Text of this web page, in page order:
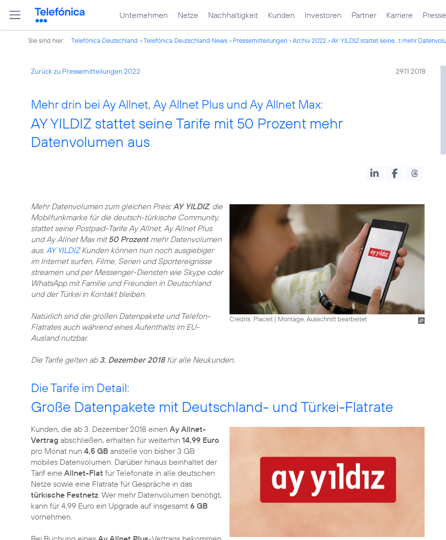
Unternehmen Netze Nachhaltigkeit Kunden Investoren Partner Karriere Presse
Sie sind hier: Telefónica Deutschland Telefónica Deutschland News Pressemitteilungen Archiv 2022 AY YILDIZ stattet seine...t mehr
Zurück zu Pressemitteilungen 2022 29.11.2018
Mehr drin bei Ay Allnet, Ay Allnet Plus und Ay Allnet Max:
AY YILDIZ stattet seine Tarife mit 50 Prozent mehr
Datenvolumen aus
Credits: Placeit| Montage, Ausschnitt bearbeitet
Mehr Datenvolumen zum gleichen Preis:AY YILDIZ, die
Mobilfunkmarke für die deutsch-türkische Community,
stattet seine Postpaid-Tarife Ay Allnet, Ay Allnet Plus
und Ay Allnet Max mit50 Prozentmehr Datenvolumen
aus. AY YILDIZKunden können nun noch ausgiebiger
im Internet surfen, Filme, Serien und Sportereignisse
streamen und per Messenger-Diensten wie Skype oder
WhatsApp mit Familie und Freunden in Deutschland
und der Türkei in Kontakt bleiben.
Natürlich sind die großen Datenpakete und Telefon-
Flatrates auch während eines Aufenthalts im EU-
Ausland nutzbar.
Die Tarife gelten ab 3. Dezember 2018
Die Tarife im Detail:
Große Datenpakete mit Deutschland- und Türkei-Flatrate
Kunden, die ab 3. Dezember 2018 einen Ay Allnet-
Vertrag abschließen, erhalten für weiterhin 14,99 Euro
pro Monat nun 4,5 GB anstelle von bisher 3 GB
mobiles Datenvolumen. Darüber hinaus beinhaltet der
Tarif eine Allnet-Flat für Telefonate in alle deutschen
Netze sowie eine Flatrate für Gespräche in das
türkische Festnetz. Wer mehr Datenvolumen benötigt,
kann für 4,99 Euro ein Upgrade auf insgesamt 6 GB
vornehmen.